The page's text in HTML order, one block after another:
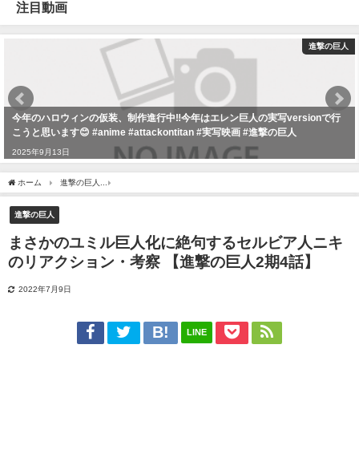
注目動画
進撃の巨人
今年のハロウィンの仮装、制作進行中‼️今年はエレン巨人の実写versionで行
こうと思います😊 #anime #attackontitan #実写映画 #進撃の巨人
2025年9月13日
ホーム 進撃の巨人
進撃の巨人
まさかのユミル巨人化に絶句するセルビア人ニキ
のリアクション・考察 【進撃の巨人2期4話】
2022年7月9日
LINE